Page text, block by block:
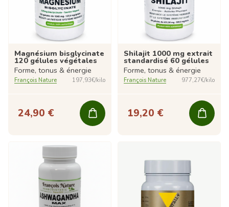
Magnésium bisglycinate
120 gélules végétales
Forme, tonus & énergie
François Nature 197,93€/kilo
24,90 €
Shilajit 1000 mg extrait
standardisé 60 gélules
Forme, tonus & énergie
François Nature 977,27€/kilo
19,20 €